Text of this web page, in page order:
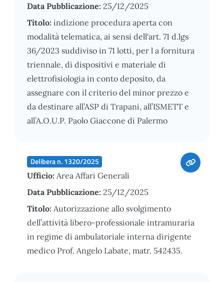
Data Pubblicazione: 25/12/2025
Titolo: indizione procedura aperta con
modalità telematica, ai sensi dell'art. 71 d.lgs
36/2023 suddiviso in 71 lotti, per l a fornitura
triennale, di dispositivi e materiale di
elettrofisiologia in conto deposito, da
assegnare con il criterio del minor prezzo e
da destinare all’ASP di Trapani, all’ISMETT e
all’A.O.U.P. Paolo Giaccone di Palermo
Delibera n. 1320/2025
Ufficio: Area Affari Generali
Data Pubblicazione: 25/12/2025
Titolo: Autorizzazione allo svolgimento
dell’attività libero-professionale intramuraria
in regime di ambulatoriale interna dirigente
medico Prof. Angelo Labate, matr. 542435.